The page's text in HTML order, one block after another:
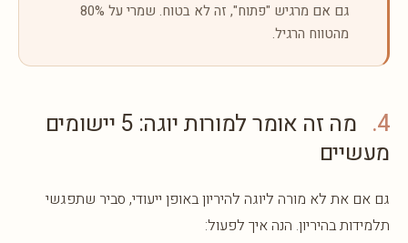
גם אם מרגיש "פתוח", זה לא בטוח. שמרי על 80%
מהטווח הרגיל.
4.
מה זה אומר למורות יוגה: 5 יישומים
מעשיים
גם אם את לא מורה ליוגה להיריון באופן ייעודי, סביר שתפגשי
תלמידות בהיריון. הנה איך לפעול: